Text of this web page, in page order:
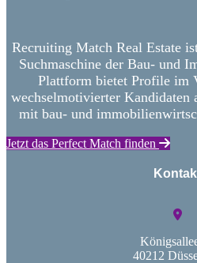
Recruiting Match Real Estate
Suchmaschine der Bau- und
Plattform bietet Profile im
wechselmotivierter Kandidaten
mit bau- und
Jetzt das Perfect Match finden
40212